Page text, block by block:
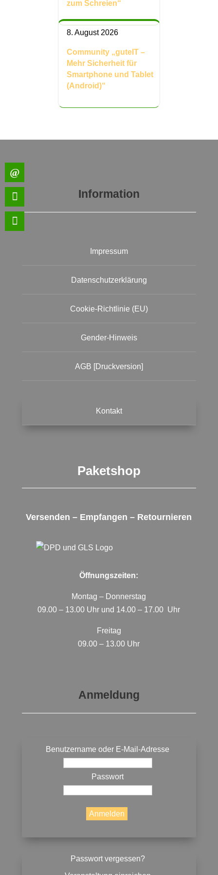
zum Schreien“
8. August 2026
Community „guteIT –
Mehr Sicherheit für
Smartphone und Tablet
(Android)“
Information
Impressum
Datenschutzerklärung
Cookie-Richtlinie (EU)
Gender-Hinweis
AGB [Druckversion]
Kontakt
Paketshop
Versenden – Empfangen – Retournieren
Öffnungszeiten:
Montag – Donnerstag
09.00 – 13.00 Uhr und 14.00 – 17.00 Uhr
Freitag
09.00 – 13.00 Uhr
Anmeldung
Benutzername oder E-Mail-Adresse
Passwort
Passwort vergessen?